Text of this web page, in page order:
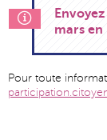
mars
Pour toute